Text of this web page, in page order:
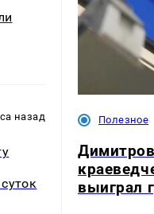
назад Полезное
выиграл